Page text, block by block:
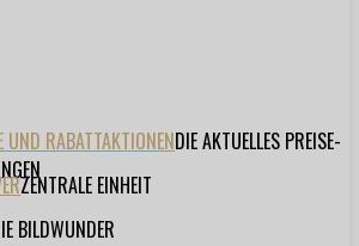
UND RABATTAKTIONENDIE AKTUELLES PREISE-
ZENTRALE EINHEIT
BILDWUNDER